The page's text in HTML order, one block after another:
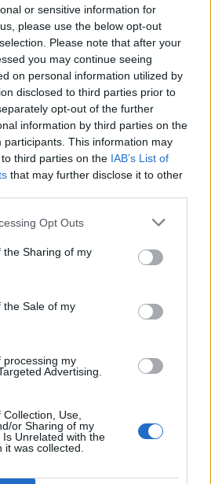
or sensitive information for
please use the below opt-out
Please note that after your
you may continue seeing
on personal information utilized by
disclosed to third parties prior to
opt-out of the further
information by third parties on the
participants. This information may
third parties on the IAB’s List of
that may further disclose it to other
Opt Outs
the Sharing of my
the Sale of my
processing my
Advertising.
Use,
or Sharing of my
Unrelated with the
was collected.
Πασχαλινός Διαγωνισμός
άρεσε το μήνυμα #1
αναγνώστρια του
ενεργά στις συζητήσεις
τα δικά σου θέματα,
στο παιχνίδι. Αν
παιχνιδιού, κάνε
να σε καλωσορίσουμε
19/4/22
1,150
"Μου αρέσει" που δέχτηκε:
560
130
69, <
"Μου αρέσει" που δέχτηκε:
4,513
550